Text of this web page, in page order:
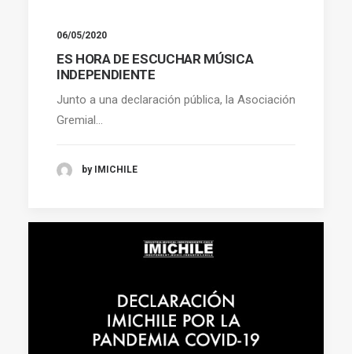
06/05/2020
ES HORA DE ESCUCHAR MÚSICA
INDEPENDIENTE
Junto a una declaración pública, la Asociación
Gremial…
by IMICHILE